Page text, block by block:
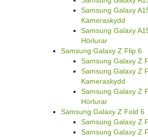
Samsung Galaxy
Kameraskydd
Samsung Galaxy
Hörlurar
Samsung Galaxy Z Flip 6
Samsung Galaxy Z
Samsung Galaxy Z
Kameraskydd
Samsung Galaxy Z
Hörlurar
Samsung Galaxy Z Fold 6
Samsung Galaxy Z
Samsung Galaxy Z